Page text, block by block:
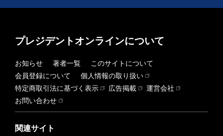
プレジデントオンラインについて
お知らせ 著者一覧
このサイトについて
会員登録について
個人情報の取り扱い
特定商取引法に基づく表示
広告掲載
運営会社
お問い合わせ
関連サイト